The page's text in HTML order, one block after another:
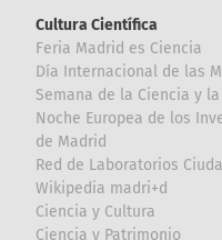
Cultura Científica
Feria Madrid es Ciencia
Día Internacional de las
Semana de la Ciencia y
Noche Europea de los
de Madrid
Red de Laboratorios
Wikipedia madri+d
Ciencia y Cultura
Ciencia y Patrimonio